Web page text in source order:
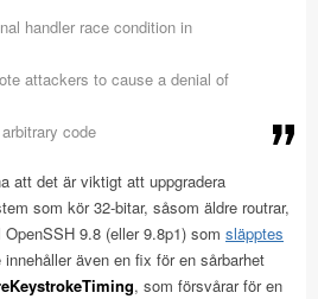
handler race condition in
attackers to cause a denial of
code
att det är viktigt att uppgradera
som kör 32-bitar, såsom äldre routrar,
9.8 (eller 9.8p1) som släpptes
även en fix för en sårbarhet
, som försvårar för en